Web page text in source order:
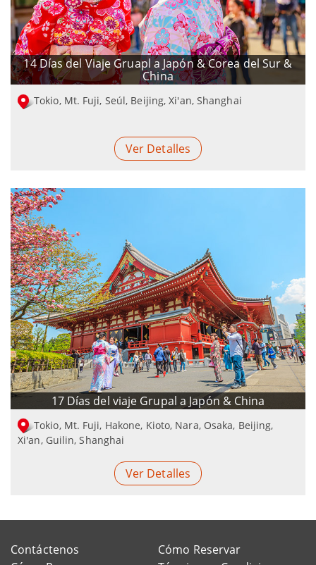
14 Días del Viaje Gruapl a Japón & Corea del Sur &
China
Tokio, Mt. Fuji, Seúl, Beijing, Xi'an, Shanghai
Ver Detalles
17 Días del viaje Grupal a Japón & China
Tokio, Mt. Fuji, Hakone, Kioto, Nara, Osaka, Beijing,
Xi'an, Guilin, Shanghai
Ver Detalles
Contáctenos
Cómo Reservar